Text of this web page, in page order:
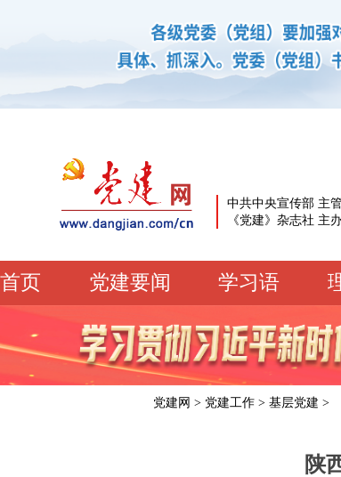
中共中央宣传部 主管
《党建》杂志社 主
首页 党建要闻 学习语
学习语 党建网微平
机关党建
校园党建 企业党建
党建网 > 党建工作 > 基层党建 >
陕